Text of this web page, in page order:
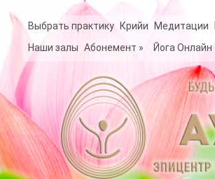
Выбрать практику Крийи Медитации
Наши залы Абонемент » Йога Онлайн